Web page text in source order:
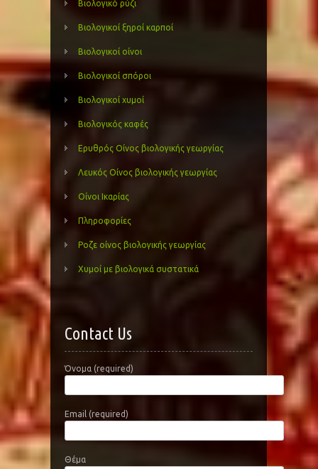
Βιολογικό ρύζι
Βιολογικοί ξηροί καρποί
Βιολογικοί οίνοι
Βιολογικοί σπόροι
Βιολογικοί χυμοί
Βιολογικός καφές
Ερυθρός Οίνος βιολογικής γεωργίας
Λευκός Οίνος βιολογικής γεωργίας
Οίνοι Ικαρίας
Πληροφορίες
Ροζε οίνος βιολογικής γεωργίας
Χυμοί με βιολογικά συστατικά
Contact Us
Όνομα (required)
Email (required)
Θέμα